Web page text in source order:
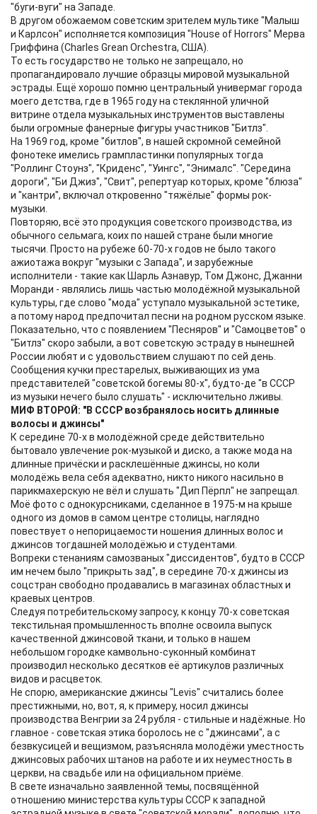
"буги-вуги" на Западе.
В другом обожаемом советским зрителем мультике "Малыш
и Карлсон" исполняется композиция "House of Horrors" Мерва
Гриффина (Charles Grean Orchestra, США).
То есть государство не только не запрещало, но
пропагандировало лучшие образцы мировой музыкальной
эстрады. Ещё хорошо помню центральный универмаг города
моего детства, где в 1965 году на стеклянной уличной
витрине отдела музыкальных инструментов выставлены
были огромные фанерные фигуры участников "Битлз".
На 1969 год, кроме "битлов", в нашей скромной семейной
фонотеке имелись грампластинки популярных тогда
"Роллинг Стоунз", "Криденс", "Уингс", "Энималс". "Середина
дороги", "Би Джиз", "Свит", репертуар которых, кроме "блюза"
и "кантри", включал откровенно "тяжёлые" формы рок-
музыки.
Повторяю, всё это продукция советского производства, из
обычного сельмага, коих по нашей стране были многие
тысячи. Просто на рубеже 60-70-х годов не было такого
ажиотажа вокруг "музыки с Запада", и зарубежные
исполнители - такие как Шарль Азнавур, Том Джонс, Джанни
Моранди - являлись лишь частью молодёжной музыкальной
культуры, где слово "мода" уступало музыкальной эстетике,
а потому народ предпочитал песни на родном русском языке.
Показательно, что с появлением "Песняров" и "Самоцветов" о
"Битлз" скоро забыли, а вот советскую эстраду в нынешней
России любят и с удовольствием слушают по сей день.
Сообщения кучки престарелых, выживающих из ума
представителей "советской богемы 80-х", будто-де "в СССР
из музыки нечего было слушать" - исключительно лживы.
МИФ ВТОРОЙ: "В СССР возбранялось носить длинные
волосы и джинсы"
К середине 70-х в молодёжной среде действительно
бытовало увлечение рок-музыкой и диско, а также мода на
длинные причёски и расклешённые джинсы, но коли
молодёжь вела себя адекватно, никто никого насильно в
парикмахерскую не вёл и слушать "Дип Пёрпл" не запрещал.
Моё фото с однокурсниками, сделанное в 1975-м на крыше
одного из домов в самом центре столицы, наглядно
повествует о непорицаемости ношения длинных волос и
джинсов тогдашней молодёжью и студентами.
Вопреки стенаниям самозваных "диссидентов", будто в СССР
им нечем было "прикрыть зад", в середине 70-х джинсы из
соцстран свободно продавались в магазинах областных и
краевых центров.
Следуя потребительскому запросу, к концу 70-х советская
текстильная промышленность вполне освоила выпуск
качественной джинсовой ткани, и только в нашем
небольшом городке камвольно-суконный комбинат
производил несколько десятков её артикулов различных
видов и расцветок.
Не спорю, американские джинсы "Levis" считались более
престижными, но, вот, я, к примеру, носил джинсы
производства Венгрии за 24 рубля - стильные и надёжные. Но
главное - советская этика боролось не с "джинсами", а с
безвкусицей и вещизмом, разъясняла молодёжи уместность
джинсовых рабочих штанов на работе и их неуместность в
церкви, на свадьбе или на официальном приёме.
В свете изначально заявленной темы, посвящённой
отношению министерства культуры СССР к западной